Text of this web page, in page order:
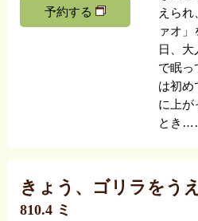
予約する
えられ
ァオ
日、大
で眠っ
は初め
に上が
とき
きょう、ゴリラをう
810.4 ミ